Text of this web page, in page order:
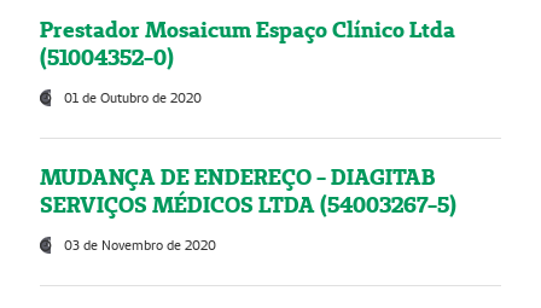
Prestador Mosaicum Espaço Clínico Ltda
(51004352-0)
01 de Outubro de 2020
MUDANÇA DE ENDEREÇO - DIAGITAB
SERVIÇOS MÉDICOS LTDA (54003267-5)
03 de Novembro de 2020